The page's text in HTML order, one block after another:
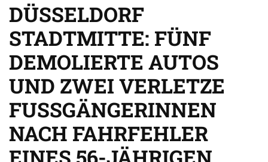
DÜSSELDORF
STADTMITTE: FÜNF
DEMOLIERTE AUTOS
UND ZWEI VERLETZE
FUSSGÄNGERINNEN N
ACH FAHRFEHLER E